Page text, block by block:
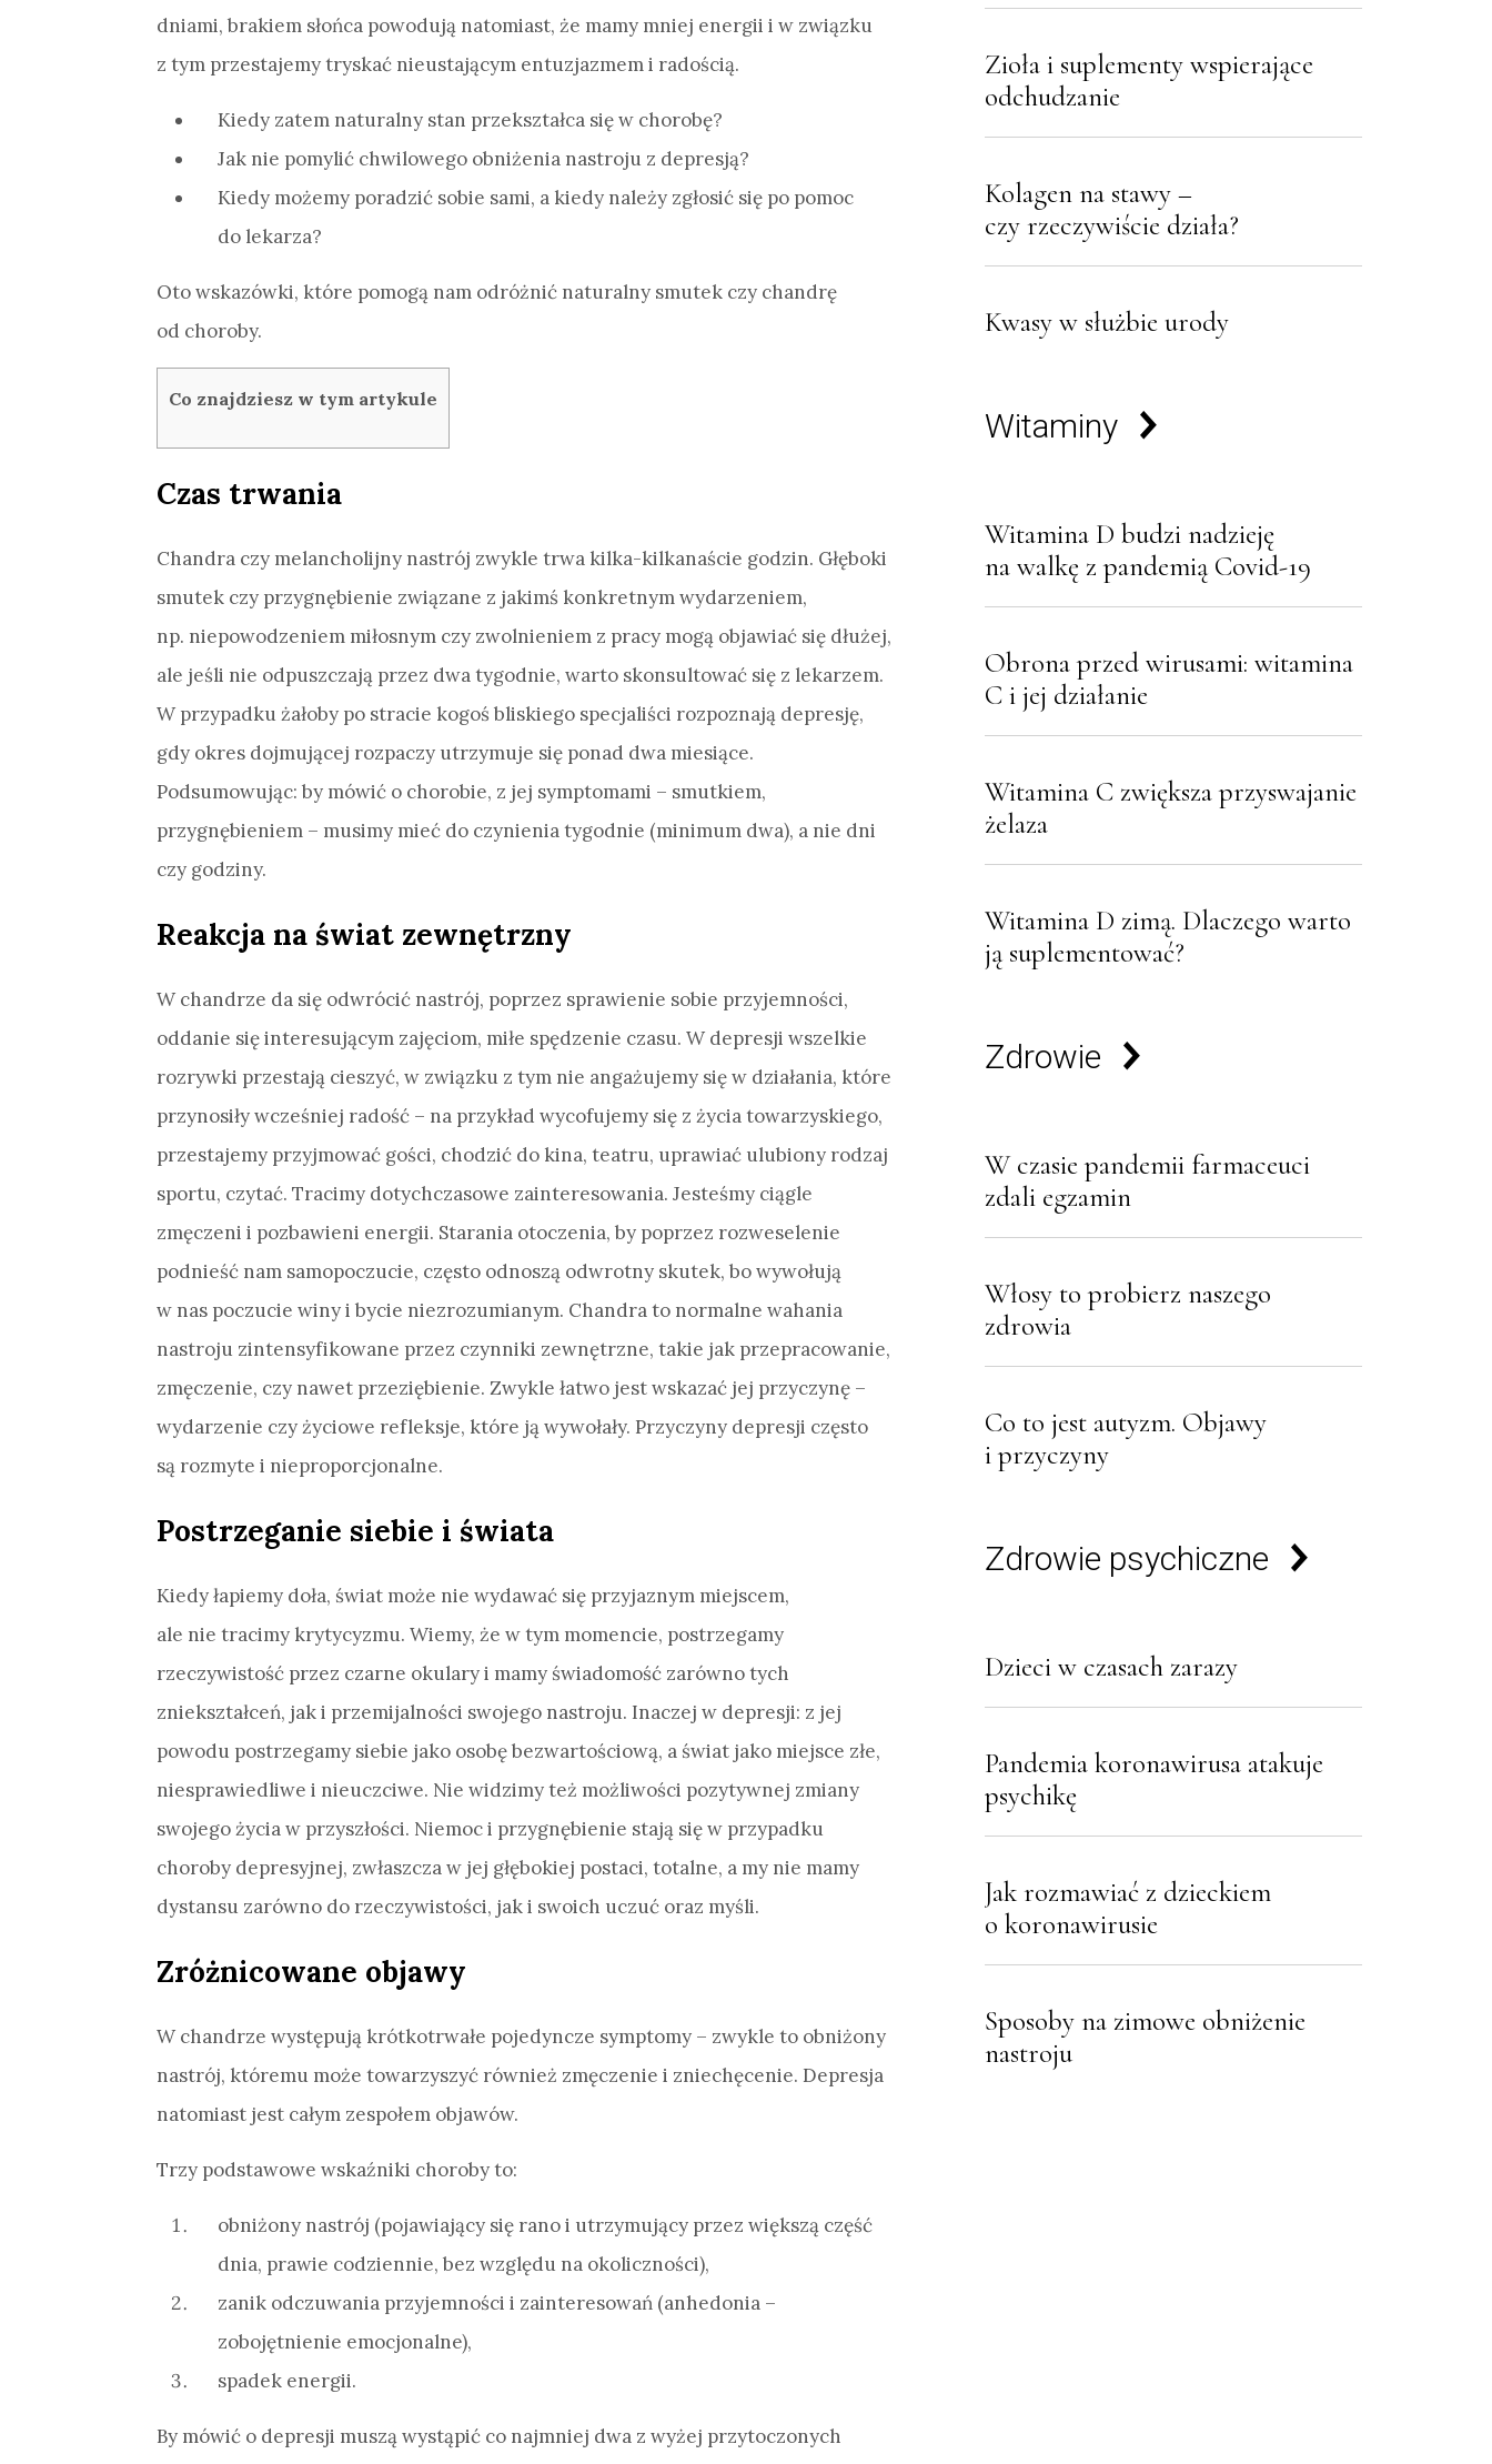
dniami, brakiem słońca powodują natomiast, że mamy mniej energii i w związku
z tym przestajemy tryskać nieustającym entuzjazmem i radością.
Kiedy zatem naturalny stan przekształca się w chorobę?
Jak nie pomylić chwilowego obniżenia nastroju z depresją?
Kiedy możemy poradzić sobie sami, a kiedy należy zgłosić się po pomoc
do lekarza?
Oto wskazówki, które pomogą nam odróżnić naturalny smutek czy chandrę
od choroby.
Co znajdziesz w tym artykule
Czas trwania
Chandra czy melancholijny nastrój zwykle trwa kilka-kilkanaście godzin. Głęboki
smutek czy przygnębienie związane z jakimś konkretnym wydarzeniem,
np. niepowodzeniem miłosnym czy zwolnieniem z pracy mogą objawiać się dłużej,
ale jeśli nie odpuszczają przez dwa tygodnie, warto skonsultować się z lekarzem.
W przypadku żałoby po stracie kogoś bliskiego specjaliści rozpoznają depresję,
gdy okres dojmującej rozpaczy utrzymuje się ponad dwa miesiące.
Podsumowując: by mówić o chorobie, z jej symptomami – smutkiem,
przygnębieniem – musimy mieć do czynienia tygodnie (minimum dwa), a nie dni
czy godziny.
Reakcja na świat zewnętrzny
W chandrze da się odwrócić nastrój, poprzez sprawienie sobie przyjemności,
oddanie się interesującym zajęciom, miłe spędzenie czasu. W depresji wszelkie
rozrywki przestają cieszyć, w związku z tym nie angażujemy się w działania, które
przynosiły wcześniej radość – na przykład wycofujemy się z życia towarzyskiego,
przestajemy przyjmować gości, chodzić do kina, teatru, uprawiać ulubiony rodzaj
sportu, czytać. Tracimy dotychczasowe zainteresowania. Jesteśmy ciągle
zmęczeni i pozbawieni energii. Starania otoczenia, by poprzez rozweselenie
podnieść nam samopoczucie, często odnoszą odwrotny skutek, bo wywołują
w nas poczucie winy i bycie niezrozumianym. Chandra to normalne wahania
nastroju zintensyfikowane przez czynniki zewnętrzne, takie jak przepracowanie,
zmęczenie, czy nawet przeziębienie. Zwykle łatwo jest wskazać jej przyczynę –
wydarzenie czy życiowe refleksje, które ją wywołały. Przyczyny depresji często
są rozmyte i nieproporcjonalne.
Postrzeganie siebie i świata
Kiedy łapiemy doła, świat może nie wydawać się przyjaznym miejscem,
ale nie tracimy krytycyzmu. Wiemy, że w tym momencie, postrzegamy
rzeczywistość przez czarne okulary i mamy świadomość zarówno tych
zniekształceń, jak i przemijalności swojego nastroju. Inaczej w depresji: z jej
powodu postrzegamy siebie jako osobę bezwartościową, a świat jako miejsce złe,
niesprawiedliwe i nieuczciwe. Nie widzimy też możliwości pozytywnej zmiany
swojego życia w przyszłości. Niemoc i przygnębienie stają się w przypadku
choroby depresyjnej, zwłaszcza w jej głębokiej postaci, totalne, a my nie mamy
dystansu zarówno do rzeczywistości, jak i swoich uczuć oraz myśli.
Zróżnicowane objawy
W chandrze występują krótkotrwałe pojedyncze symptomy – zwykle to obniżony
nastrój, któremu może towarzyszyć również zmęczenie i zniechęcenie. Depresja
natomiast jest całym zespołem objawów.
Trzy podstawowe wskaźniki choroby to:
obniżony nastrój (pojawiający się rano i utrzymujący przez większą część
dnia, prawie codziennie, bez względu na okoliczności),
zanik odczuwania przyjemności i zainteresowań (anhedonia –
zobojętnienie emocjonalne),
spadek energii.
By mówić o depresji muszą wystąpić co najmniej dwa z wyżej przytoczonych
Zioła i suplementy wspierające
odchudzanie
Kolagen na stawy –
czy rzeczywiście działa?
Kwasy w służbie urody
Witaminy
Witamina D budzi nadzieję
na walkę z pandemią Covid-19
Obrona przed wirusami: witamina
C i jej działanie
Witamina C zwiększa przyswajanie
żelaza
Witamina D zimą. Dlaczego warto
ją suplementować?
Zdrowie
W czasie pandemii farmaceuci
zdali egzamin
Włosy to probierz naszego
zdrowia
Co to jest autyzm. Objawy
i przyczyny
Zdrowie psychiczne
Dzieci w czasach zarazy
Pandemia koronawirusa atakuje
psychikę
Jak rozmawiać z dzieckiem
o koronawirusie
Sposoby na zimowe obniżenie
nastroju